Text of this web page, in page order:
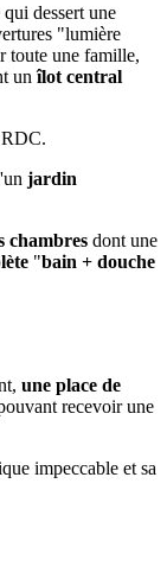
qui dessert une
"lumière
toute une famille,
unîlot central
jardin
chambres dont une
"bain + douche
une place de
recevoir une
impeccable et sa